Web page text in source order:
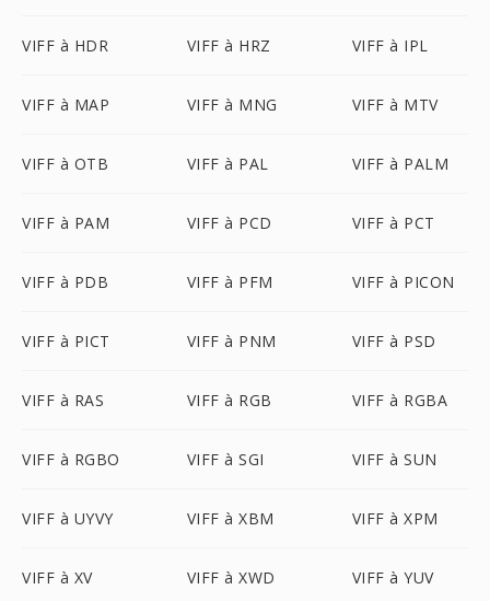
VIFF à HDR VIFF à HRZ VIFF à IPL
VIFF à MAP VIFF à MNG VIFF à MTV
VIFF à OTB VIFF à PAL VIFF à PALM
VIFF à PAM VIFF à PCD VIFF à PCT
VIFF à PDB VIFF à PFM VIFF à PICON
VIFF à PICT VIFF à PNM VIFF à PSD
VIFF à RAS VIFF à RGB VIFF à RGBA
VIFF à RGBO VIFF à SGI VIFF à SUN
VIFF à UYVY VIFF à XBM VIFF à XPM
VIFF à XV VIFF à XWD VIFF à YUV